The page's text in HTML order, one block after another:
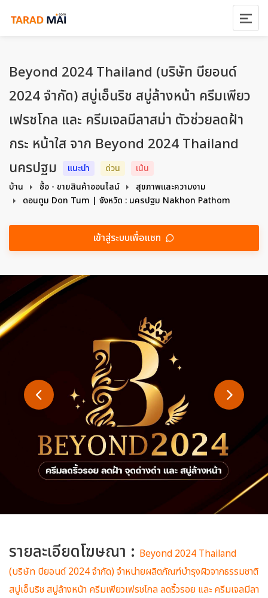
Beyond 2024 Thailand (บริษัท บียอนด์
2024 จำกัด) สบู่เอ็นริช สบู่ล้างหน้า ครีมเพียว
เฟรชโกล และ ครีมเจลมีลาสม่า ตัวช่วยลดฝ้า
กระ หน้าใส จาก Beyond 2024 Thailand
นครปฐม
แนะนำ ด่วน
เน้น
บ้าน
ซื้อ - ขายสินค้าออนไลน์
สุขภาพและความงาม
ดอนตูม Don Tum | จังหวัด : นครปฐม Nakhon Pathom
เข้าสู่ระบบเพื่อแชท
รายละเอียดโฆษณา : Beyond 2024 Thailand
(บริษัท บียอนด์ 2024 จำกัด) จำหน่ายผลิตภัณฑ์บำรุงผิวจากธรรมชาติ
สบู่เอ็นริช สบู่ล้างหน้า ครีมเพียวเฟรชโกล ลดริ้วรอย และ ครีมเจลมีลา